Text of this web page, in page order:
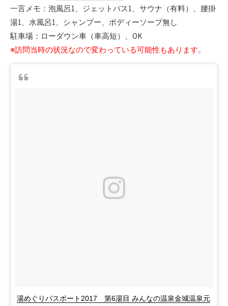
一言メモ：泡風呂1、ジェットバス1、サウナ（有料）、腰掛
湯1、水風呂1、シャンプー、ボディーソープ無し
駐車場：ローダウン車（車高短）、OK
※訪問当時の状況なので変わっている可能性もあります。
湯めぐりパスポート2017 第6湯目 みんなの温泉金城温泉元